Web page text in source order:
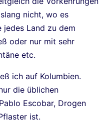
nicht, wo es
Land zu dem
oder nur mit sehr
etc.
ich auf Kolumbien.
die üblichen
Escobar, Drogen
ist.